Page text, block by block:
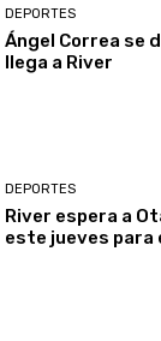
DEPORTES
Ángel Correa se
llega a River
DEPORTES
River espera a
este jueves para